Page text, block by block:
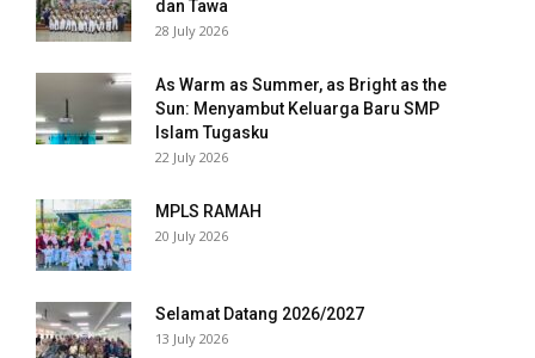
dan Tawa
28 July 2026
As Warm as Summer, as Bright as the
Sun: Menyambut Keluarga Baru SMP
Islam Tugasku
22 July 2026
MPLS RAMAH
20 July 2026
Selamat Datang 2026/2027
13 July 2026